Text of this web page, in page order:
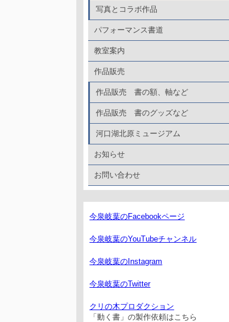
写真とコラボ作品
パフォーマンス書道
教室案内
作品販売
作品販売 書の額、軸など
作品販売 書のグッズなど
河口湖北原ミュージアム
お知らせ
お問い合わせ
今泉岐葉のFacebookページ
今泉岐葉のYouTubeチャンネル
今泉岐葉のInstagram
今泉岐葉のTwitter
クリの木プロダクション
「動く書」の製作依頼はこちら